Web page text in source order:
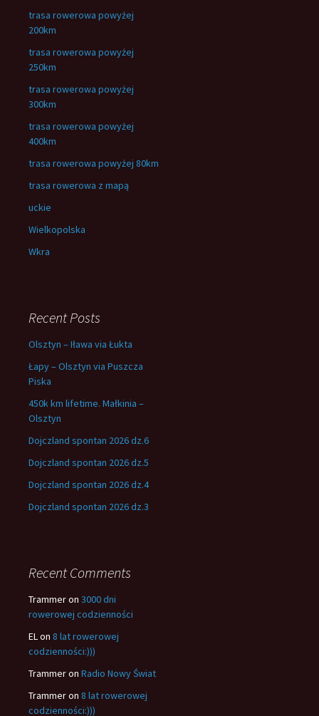
trasa rowerowa powyżej
200km
trasa rowerowa powyżej
250km
trasa rowerowa powyżej
300km
trasa rowerowa powyżej
400km
trasa rowerowa powyżej 80km
trasa rowerowa z mapą
uckie
Wielkopolska
Wkra
Recent Posts
Olsztyn – Iława via Łukta
Łapy – Olsztyn via Puszcza
Piska
450k km lifetime. Małkinia –
Olsztyn
Dojczland spontan 2026 dz.6
Dojczland spontan 2026 dz.5
Dojczland spontan 2026 dz.4
Dojczland spontan 2026 dz.3
Recent Comments
Trammeron 3000 dni
rowerowej codzienności
ELon 8 lat rowerowej
codzienności:)))
Trammeron Radio Nowy Świat
Trammeron 8 lat rowerowej
codzienności:)))